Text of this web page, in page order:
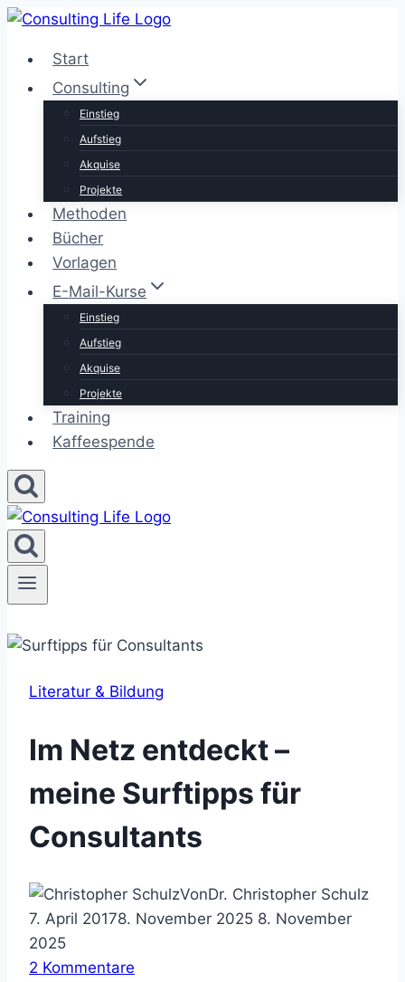
Zum
springenStart
Consulting
Einstieg
Aufstieg
Akquise
Projekte
Methoden
Bücher
Vorlagen
E-Mail-Kurse
Einstieg
Aufstieg
Akquise
Projekte
Training
Kaffeespende
Literatur & Bildung
Im Netz entdeckt –
meine Surftipps für
Consultants
VonDr. Christopher Schulz
7. April 20178. November 2025 8. November
2025
2 Kommentare